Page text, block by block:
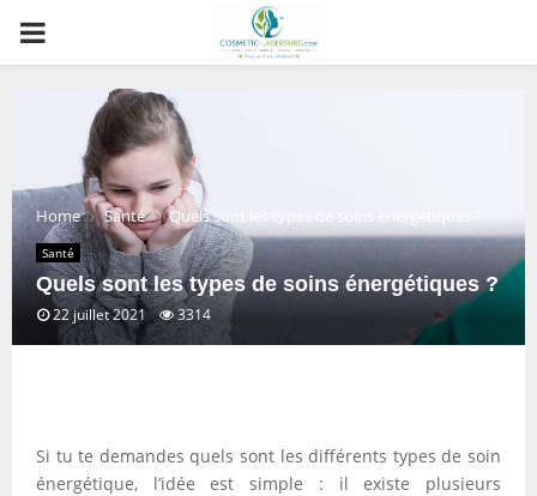
PRIMARY
MENU
Home Santé Quels sont les types de soins énergétiques ?
Santé
Quels sont les types de soins énergétiques ?
22 juillet 2021 3314
Si tu te demandes quels sont les différents types de soin
énergétique, l’idée est simple : il existe plusieurs